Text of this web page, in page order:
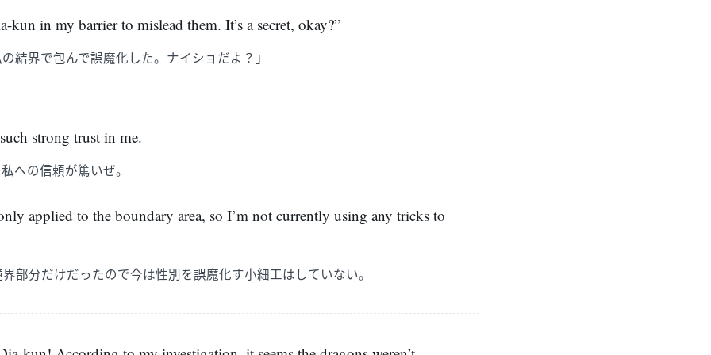
kun in my barrier to mislead them. It’s a secret, okay?”
結界で包んで誤魔化した。ナイショだよ？」
strong trust in me.
への信頼が篤いぜ。
applied to the boundary area, so I’m not currently using any tricks to
部分だけだったので今は性別を誤魔化す小細工はしていない。